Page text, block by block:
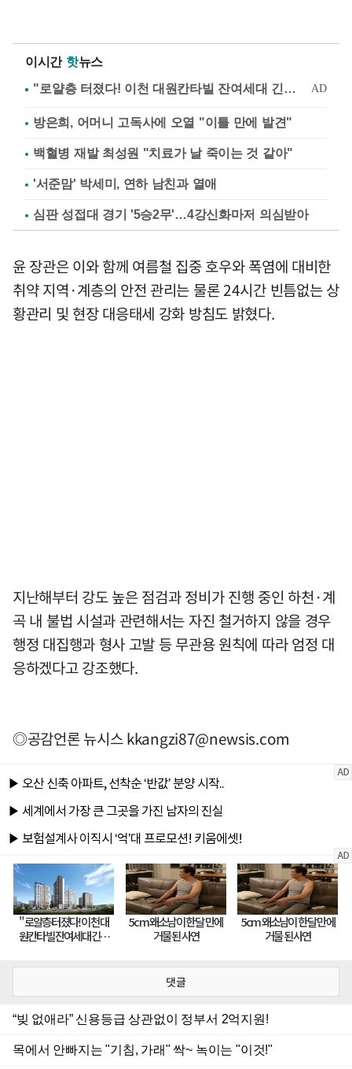
이시간 핫뉴스
방은희, 어머니 고독사에 오열 "이틀 만에 발견"
백혈병 재발 최성원 "치료가 날 죽이는 것 같아"
'서준맘' 박세미, 연하 남친과 열애
심판 성접대 경기 '5승2무'…4강신화마저 의심받아
윤 장관은 이와 함께 여름철 집중 호우와 폭염에 대비한
취약 지역·계층의 안전 관리는 물론 24시간 빈틈없는 상
황관리 및 현장 대응태세 강화 방침도 밝혔다.
지난해부터 강도 높은 점검과 정비가 진행 중인 하천·계
곡 내 불법 시설과 관련해서는 자진 철거하지 않을 경우
행정 대집행과 형사 고발 등 무관용 원칙에 따라 엄정 대
응하겠다고 강조했다.
◎공감언론 뉴시스kkangzi87@newsis.com
댓글